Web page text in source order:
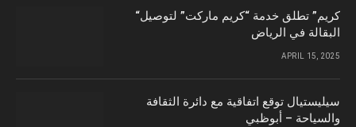
“كريم” تطلق خدمة “كريم ماركت” لتوصيل
البقالة في الرياض
APRIL 15, 2025
سيليستيال توقع اتفاقية مع دائرة الثقافة
والسياحة – أبوظبي